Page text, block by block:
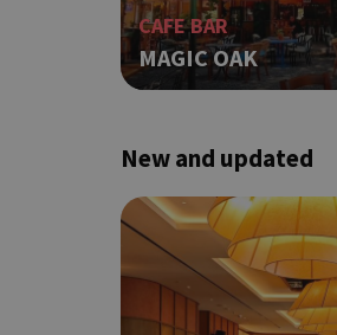
CAFE BAR
MAGIC OAK
New and updated